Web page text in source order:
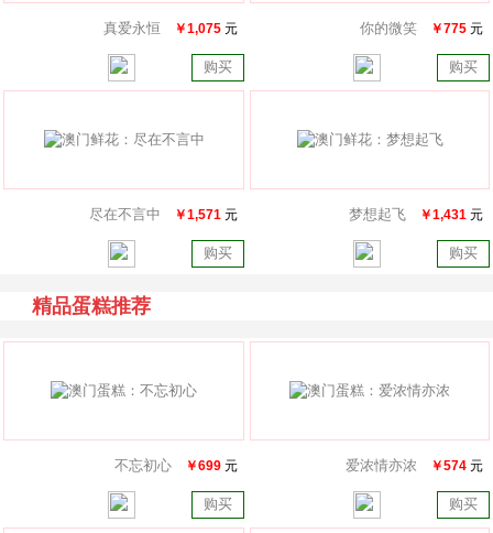
真爱永恒 ￥1,075 元
购买
你的微笑 ￥775 元
购买
尽在不言中 ￥1,571 元
购买
梦想起飞 ￥1,431 元
购买
精品蛋糕推荐
不忘初心 ￥699 元
购买
爱浓情亦浓 ￥574 元
购买